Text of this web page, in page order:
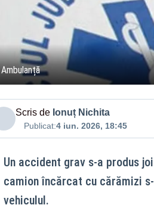
Ambulanță
Scris de Ionuț Nichita
Publicat:4 iun. 2026, 18:45
Un accident grav s-a produs
camion încărcat cu cărămizi
vehiculul.